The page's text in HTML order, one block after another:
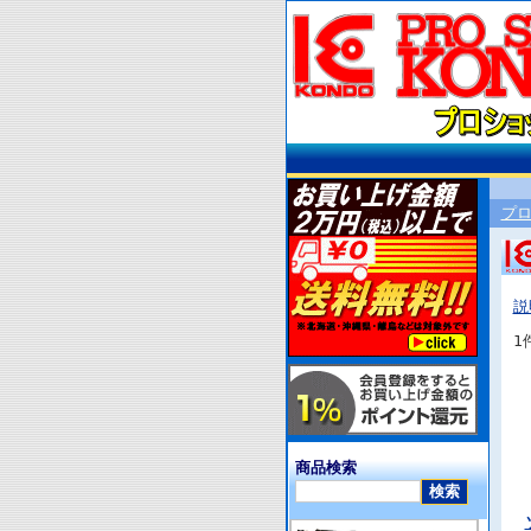
商品検索
プ
1